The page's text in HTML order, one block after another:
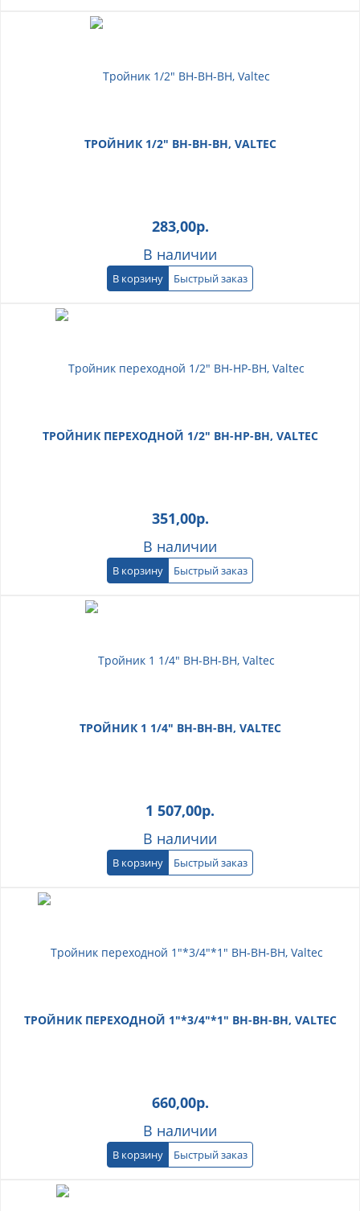
ТРОЙНИК 1/2" ВН-ВН-ВН, VALTEC
283,00р.
В наличии
В корзину Быстрый заказ
ТРОЙНИК ПЕРЕХОДНОЙ 1/2" ВН-НР-ВН, VALTEC
351,00р.
В наличии
В корзину Быстрый заказ
ТРОЙНИК 1 1/4" ВН-ВН-ВН, VALTEC
1 507,00р.
В наличии
В корзину Быстрый заказ
ТРОЙНИК ПЕРЕХОДНОЙ 1"*3/4"*1" ВН-ВН-ВН, VALTEC
660,00р.
В наличии
В корзину Быстрый заказ